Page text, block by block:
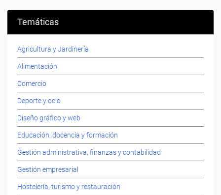
Temáticas
Agricultura y Jardinería
Alimentación
Comercio
Deporte y ocio
Diseño gráfico y web
Educación, docencia y formación
Gestión administrativa, finanzas y contabilidad
Gestión empresarial
Hostelería, turismo y restauración